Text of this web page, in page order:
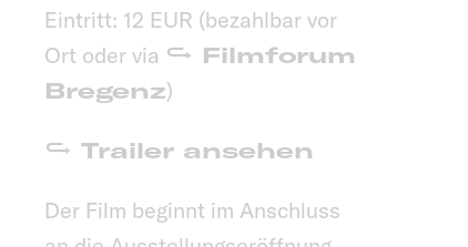
Eintritt: 12 EUR (bezahlbar vor
Ort oder via
Filmforum
Bregenz)
Trailer ansehen
Der Film beginnt im Anschluss